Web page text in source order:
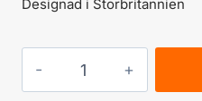
Designad i Storbritannien
MAXVIEW
Variabel